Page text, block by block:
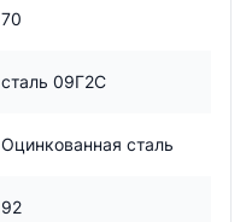
70
сталь 09Г2С
Оцинкованная сталь
92